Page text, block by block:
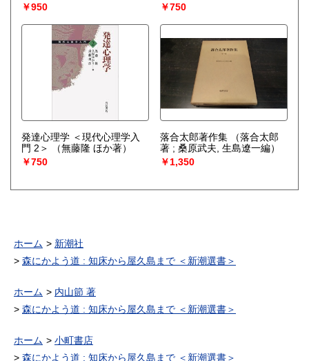
￥950
￥750
発達心理学 ＜現代心理学入
門 2＞
（無藤隆 ほか著）
￥750
落合太郎著作集
（落合太郎
著 ; 桑原武夫, 生島遼一編）
￥1,350
ホーム
新潮社
森にかよう道 : 知床から屋久島まで ＜新潮選書＞
ホーム
内山節 著
森にかよう道 : 知床から屋久島まで ＜新潮選書＞
ホーム
小町書店
森にかよう道 : 知床から屋久島まで ＜新潮選書＞